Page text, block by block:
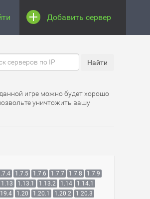
Добавить сервер
игре можно будет хорошо
уничтожить вашу
1.7.5 1.7.6 1.7.7 1.7.8
1.7.9
1.13 1.13.1 1.13.2 1.14
1.14.1
1.20 1.20.1 1.20.2
1.20.3